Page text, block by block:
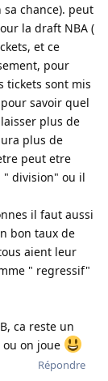
chance). peut
la draft NBA (
et ce
pour
tickets sont mis
savoir quel
plus de
plus de
peut etre
" division" ou il
il faut aussi
bon taux de
aient leur
" regressif"
ca reste un
on joue
Répondre